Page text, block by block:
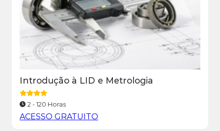
Introdução à LID e Metrologia
2 - 120 Horas
ACESSO GRATUITO